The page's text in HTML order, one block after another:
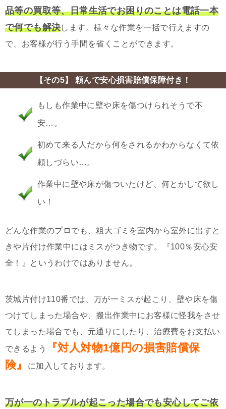
品等の買取等、日常生活でお困りのことは電話一本
で何でも解決します。様々な作業を一括で行えますの
で、お客様が行う手間を省くことができます。
【その5】 頼んで安心損害賠償保障付き！
もしも作業中に壁や床を傷つけられそうで不
安…。
初めて来る人だから何をされるかわからなくて依
頼しづらい…。
作業中に壁や床が傷ついたけど、何とかして欲し
い！
どんな作業のプロでも、粗大ゴミを室内から室外に出すと
きや片付け作業中にはミスがつき物です。『100％安心安
全！』というわけではありません。
茨城片付け110番では、万が一ミスが起こり、壁や床を傷
つけてしまった場合や、搬出作業中にお客様に怪我をさせ
てしまった場合でも、元通りにしたり、治療費をお支払い
できるよう
『対人対物1億円の損害賠償保
険』
に加入しております。
万が一のトラブルが起こった場合でも安心してご依